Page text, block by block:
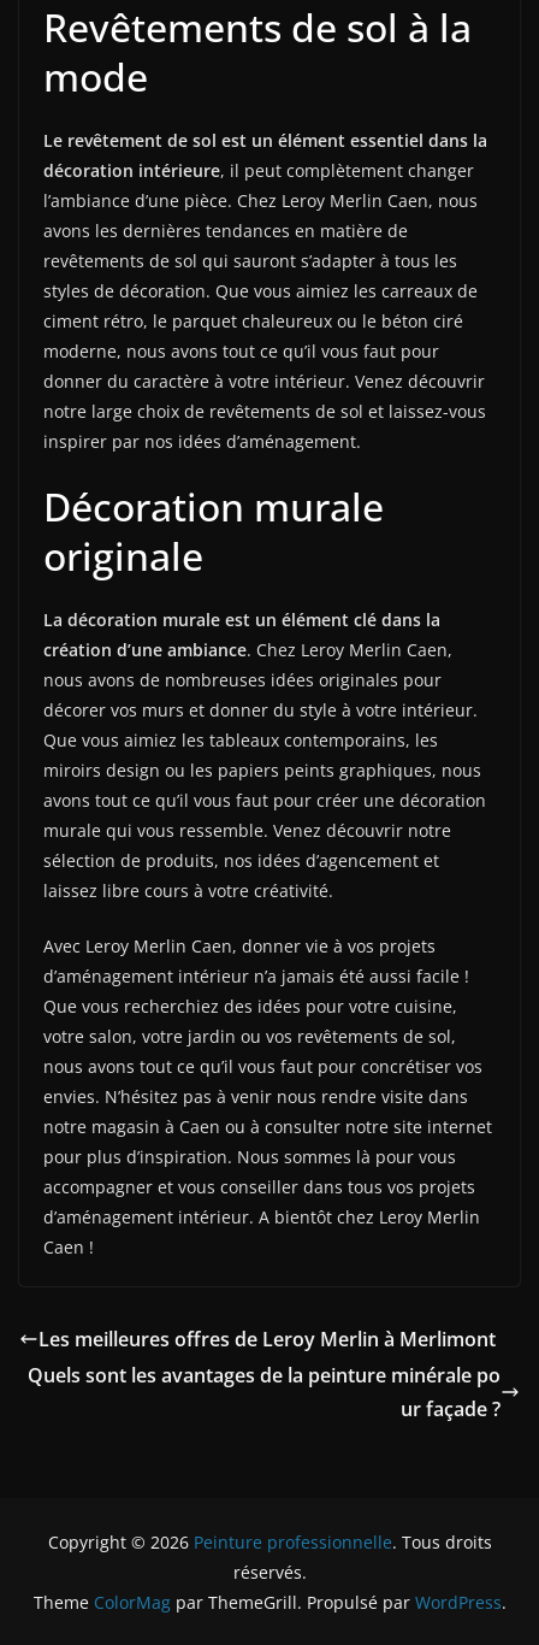
Revêtements de sol à la
mode
Le revêtement de sol est un élément essentiel dans la
décoration intérieure, il peut complètement changer
l’ambiance d’une pièce. Chez Leroy Merlin Caen, nous
avons les dernières tendances en matière de
revêtements de sol qui sauront s’adapter à tous les
styles de décoration. Que vous aimiez les carreaux de
ciment rétro, le parquet chaleureux ou le béton ciré
moderne, nous avons tout ce qu’il vous faut pour
donner du caractère à votre intérieur. Venez découvrir
notre large choix de revêtements de sol et laissez-vous
inspirer par nos idées d’aménagement.
Décoration murale
originale
La décoration murale est un élément clé dans la
création d’une ambiance. Chez Leroy Merlin Caen,
nous avons de nombreuses idées originales pour
décorer vos murs et donner du style à votre intérieur.
Que vous aimiez les tableaux contemporains, les
miroirs design ou les papiers peints graphiques, nous
avons tout ce qu’il vous faut pour créer une décoration
murale qui vous ressemble. Venez découvrir notre
sélection de produits, nos idées d’agencement et
laissez libre cours à votre créativité.
Avec Leroy Merlin Caen, donner vie à vos projets
d’aménagement intérieur n’a jamais été aussi facile !
Que vous recherchiez des idées pour votre cuisine,
votre salon, votre jardin ou vos revêtements de sol,
nous avons tout ce qu’il vous faut pour concrétiser vos
envies. N’hésitez pas à venir nous rendre visite dans
notre magasin à Caen ou à consulter notre site internet
pour plus d’inspiration. Nous sommes là pour vous
accompagner et vous conseiller dans tous vos projets
d’aménagement intérieur. A bientôt chez Leroy Merlin
Caen !
Les meilleures offres de Leroy Merlin à Merlimont
Quels sont les avantages de la peinture minérale po
ur façade ?
Copyright © 2026 Peinture professionnelle. Tous droits
réservés.
Theme ColorMagpar ThemeGrill. Propulsé par WordPress.